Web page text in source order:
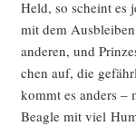
Held, so scheint es
mit dem
ande­ren, und
chen auf, die
kommt es anders –
Bea­gle mit viel